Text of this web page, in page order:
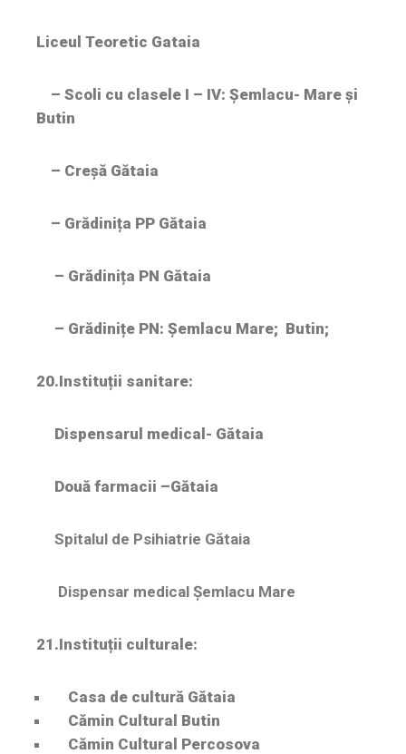
Liceul Teoretic Gataia
– Scoli cu clasele I – IV: Șemlacu- Mare și
Butin
– Creșă Gătaia
– Grădinița PP Gătaia
– Grădinița PN Gătaia
– Grădinițe PN: Șemlacu Mare; Butin;
20.Instituții sanitare:
Dispensarul medical- Gătaia
Două farmacii –Gătaia
Spitalul de Psihiatrie Gătaia
Dispensar medical Șemlacu Mare
21.Instituții culturale:
Casa de cultură Gătaia
Cămin Cultural Butin
Cămin Cultural Percosova